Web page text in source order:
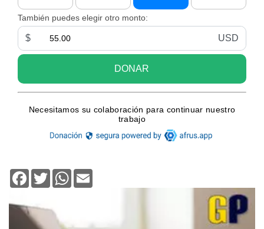
Facebook
TwitterWhatsApp